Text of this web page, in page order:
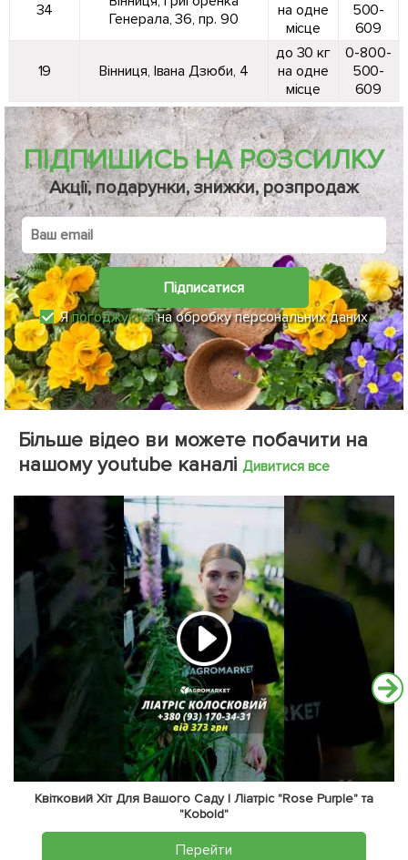
34
Генерала, 36, пр. 90
на одне
місце
500-
609
19 Вінниця, Івана Дзюби, 4
до 30 кг
на одне
місце
0-800-
500-
609
ПІДПИШИСЬ НА РОЗСИЛКУ
Акції, подарунки, знижки, розпродаж
Підписатися
Япогоджуюсяна обробку персональних даних
Більше відео ви можете побачити на
нашому youtube каналі Дивитися все
Квітковий Хіт Для Вашого Саду | Ліатріс "Rose Purple" та
"Kobold"
Перейти